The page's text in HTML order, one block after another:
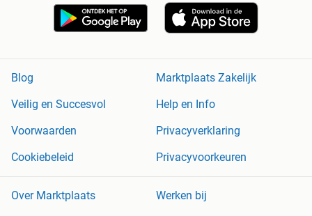
Blog
Marktplaats Zakelijk
Veilig en Succesvol
Help en Info
Voorwaarden
Privacyverklaring
Cookiebeleid
Privacyvoorkeuren
Over Marktplaats
Werken bij